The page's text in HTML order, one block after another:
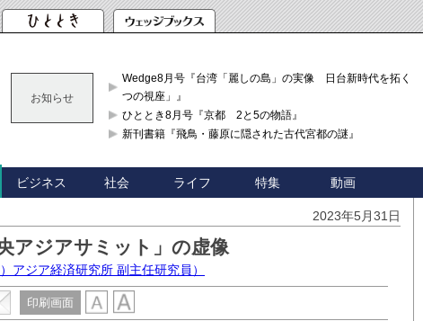
お知らせ
Wedge8月号『台湾「麗しの島」の実像 日台新時代を拓く「3
つの視座」』
ひととき8月号『京都 2と5の物語』
新刊書籍『飛鳥・藤原に隠された古代宮都の謎』
ビジネス 社会 ライフ 特集 動画
2023年5月31日
アジアサミット」の虚像
アジア経済研究所 副主任研究員）
印刷画面